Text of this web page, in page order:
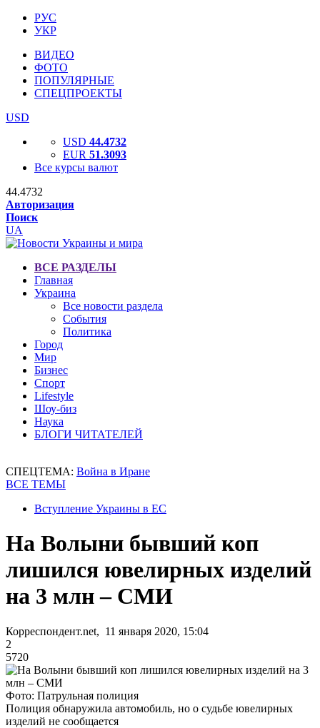
РУС
УКР
ВИДЕО
ФОТО
ПОПУЛЯРНЫЕ
СПЕЦПРОЕКТЫ
USD
USD 44.4732
EUR 51.3093
Все курсы валют
44.4732
Авторизация
Поиск
UA
ВСЕ РАЗДЕЛЫ
Главная
Украина
Все новости раздела
События
Политика
Город
Мир
Бизнес
Спорт
Lifestyle
Шоу-биз
Наука
БЛОГИ ЧИТАТЕЛЕЙ
СПЕЦТЕМА: Война в Иране
ВСЕ ТЕМЫ
Вступление Украины в ЕС
На Волыни бывший коп
лишился ювелирных изделий
на 3 млн – СМИ
Корреспондент.net, 11 января 2020, 15:04
2
5720
Фото: Патрульная полиция
Полиция обнаружила автомобиль, но о судьбе ювелирных
изделий не сообщается